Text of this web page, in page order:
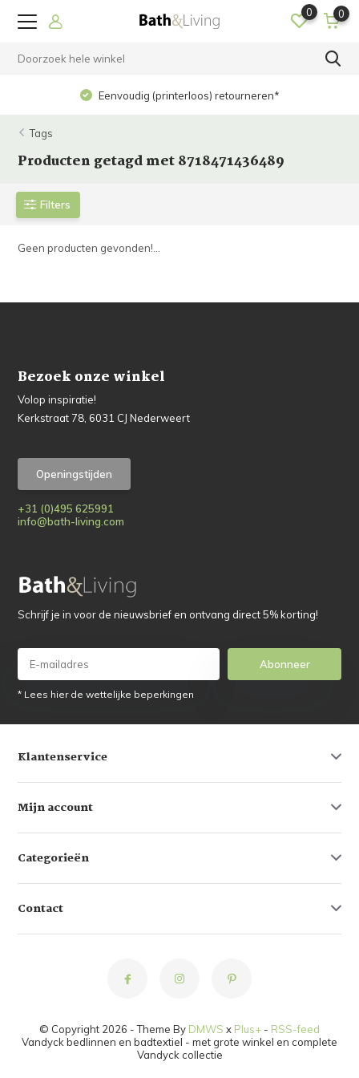
0 0
Eenvoudig (printerloos) retourneren*
Tags
Producten getagd met 8718471436489
Filters
Geen producten gevonden!...
Bezoek onze winkel
Volop inspiratie!
Kerkstraat 78, 6031 CJ Nederweert
Openingstijden
+31 (0)495 625991
info@bath-living.com
Schrijf je in voor de nieuwsbrief en ontvang direct 5% korting!
Abonneer
* Lees hier de wettelijke beperkingen
Klantenservice
Mijn account
Categorieën
Contact
© Copyright 2026 - Theme By DMWS x Plus+ - RSS-feed
Vandyck bedlinnen en badtextiel - met grote winkel en complete
Vandyck collectie